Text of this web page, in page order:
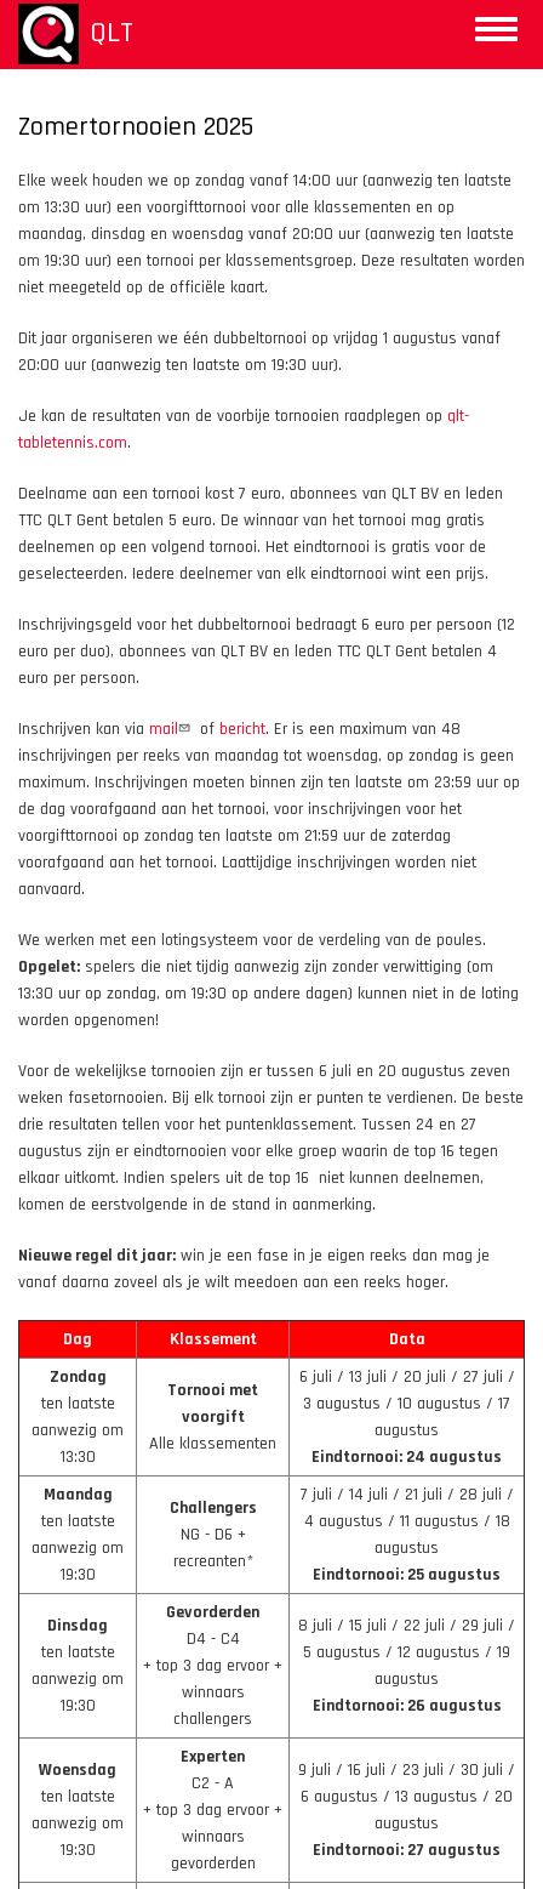
Overslaan
naar
inhoud
Toggle
QLT
Zomertornooien 2025
Elke week houden we op zondag vanaf 14:00 uur (aanwezig ten laatste
om 13:30 uur) een voorgifttornooi voor alle klassementen en op
maandag, dinsdag en woensdag vanaf 20:00 uur (aanwezig ten laatste
om 19:30 uur) een tornooi per klassementsgroep. Deze resultaten worden
niet meegeteld op de officiële kaart.
Dit jaar organiseren we één dubbeltornooi op vrijdag 1 augustus vanaf
20:00 uur (aanwezig ten laatste om 19:30 uur).
Je kan de resultaten van de voorbije tornooien raadplegen op qlt-
tabletennis.com.
Deelname aan een tornooi kost 7 euro, abonnees van QLT BV en leden
TTC QLT Gent betalen 5 euro. De winnaar van het tornooi mag gratis
deelnemen op een volgend tornooi. Het eindtornooi is gratis voor de
geselecteerden. Iedere deelnemer van elk eindtornooi wint een prijs.
Inschrijvingsgeld voor het dubbeltornooi bedraagt 6 euro per persoon (12
euro per duo), abonnees van QLT BV en leden TTC QLT Gent betalen 4
euro per persoon.
Inschrijven kan via mail of bericht. Er is een maximum van 48
inschrijvingen per reeks van maandag tot woensdag, op zondag is geen
maximum. Inschrijvingen moeten binnen zijn ten laatste om 23:59 uur op
de dag voorafgaand aan het tornooi, voor inschrijvingen voor het
voorgifttornooi op zondag ten laatste om 21:59 uur de zaterdag
voorafgaand aan het tornooi. Laattijdige inschrijvingen worden niet
aanvaard.
We werken met een lotingsysteem voor de verdeling van de poules.
Opgelet: spelers die niet tijdig aanwezig zijn zonder verwittiging (om
13:30 uur op zondag, om 19:30 op andere dagen) kunnen niet in de loting
worden opgenomen!
Voor de wekelijkse tornooien zijn er tussen 6 juli en 20 augustus zeven
weken fasetornooien. Bij elk tornooi zijn er punten te verdienen. De beste
drie resultaten tellen voor het puntenklassement. Tussen 24 en 27
augustus zijn er eindtornooien voor elke groep waarin de top 16 tegen
elkaar uitkomt. Indien spelers uit de top 16 niet kunnen deelnemen,
komen de eerstvolgende in de stand in aanmerking.
Nieuwe regel dit jaar: win je een fase in je eigen reeks dan mag je
vanaf daarna zoveel als je wilt meedoen aan een reeks hoger.
Dag Klassement
Data
Zondag
ten laatste
aanwezig om
13:30
Tornooi met
voorgift
Alle klassementen
6 juli / 13 juli / 20 juli / 27 juli /
3 augustus / 10 augustus / 17
augustus
Eindtornooi: 24 augustus
Maandag
ten laatste
aanwezig om
19:30
Challengers
NG - D6 +
recreanten*
7 juli / 14 juli / 21 juli / 28 juli /
4 augustus / 11 augustus / 18
augustus
Eindtornooi: 25 augustus
Dinsdag
ten laatste
aanwezig om
19:30
Gevorderden
D4 - C4
+ top 3 dag ervoor +
winnaars
challengers
8 juli / 15 juli / 22 juli / 29 juli /
5 augustus / 12 augustus / 19
augustus
Eindtornooi: 26 augustus
Woensdag
ten laatste
aanwezig om
19:30
Experten
C2 - A
+ top 3 dag ervoor +
winnaars
gevorderden
9 juli / 16 juli / 23 juli / 30 juli /
6 augustus / 13 augustus / 20
augustus
Eindtornooi: 27 augustus